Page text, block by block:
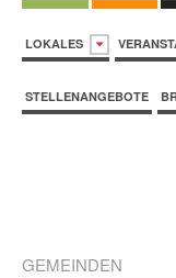
LOKALES
STELLENANGEBOTE
GEMEINDEN